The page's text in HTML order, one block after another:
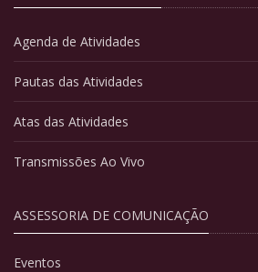
Agenda de Atividades
Pautas das Atividades
Atas das Atividades
Transmissões Ao Vivo
ASSESSORIA DE COMUNICAÇÃO
Eventos